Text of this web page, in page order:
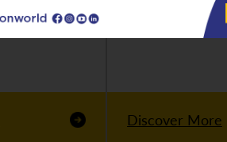
Discover More